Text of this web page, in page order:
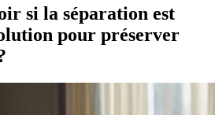
si la séparation est
pour préserver